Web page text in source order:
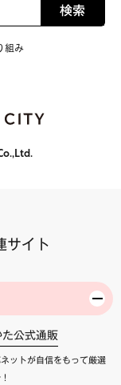
検索
組み
サイト
公式通販
ットが自信をもって厳選